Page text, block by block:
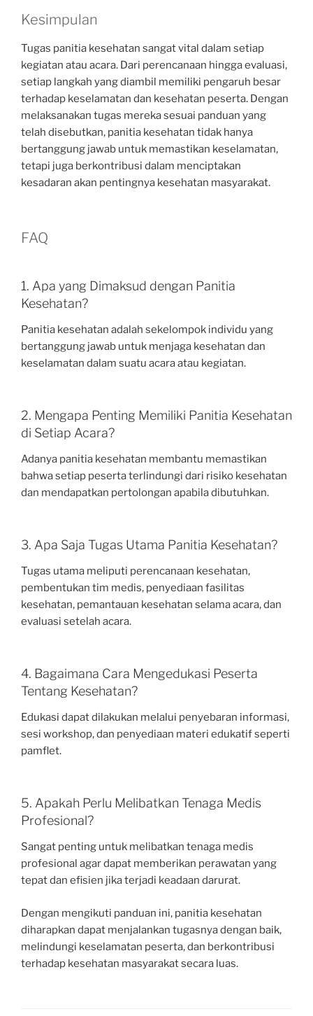
Kesimpulan
Tugas panitia kesehatan sangat vital dalam setiap
kegiatan atau acara. Dari perencanaan hingga evaluasi,
setiap langkah yang diambil memiliki pengaruh besar
terhadap keselamatan dan kesehatan peserta. Dengan
melaksanakan tugas mereka sesuai panduan yang
telah disebutkan, panitia kesehatan tidak hanya
bertanggung jawab untuk memastikan keselamatan,
tetapi juga berkontribusi dalam menciptakan
kesadaran akan pentingnya kesehatan masyarakat.
FAQ
1. Apa yang Dimaksud dengan Panitia
Kesehatan?
Panitia kesehatan adalah sekelompok individu yang
bertanggung jawab untuk menjaga kesehatan dan
keselamatan dalam suatu acara atau kegiatan.
2. Mengapa Penting Memiliki Panitia Kesehatan
di Setiap Acara?
Adanya panitia kesehatan membantu memastikan
bahwa setiap peserta terlindungi dari risiko kesehatan
dan mendapatkan pertolongan apabila dibutuhkan.
3. Apa Saja Tugas Utama Panitia Kesehatan?
Tugas utama meliputi perencanaan kesehatan,
pembentukan tim medis, penyediaan fasilitas
kesehatan, pemantauan kesehatan selama acara, dan
evaluasi setelah acara.
4. Bagaimana Cara Mengedukasi Peserta
Tentang Kesehatan?
Edukasi dapat dilakukan melalui penyebaran informasi,
sesi workshop, dan penyediaan materi edukatif seperti
pamflet.
5. Apakah Perlu Melibatkan Tenaga Medis
Profesional?
Sangat penting untuk melibatkan tenaga medis
profesional agar dapat memberikan perawatan yang
tepat dan efisien jika terjadi keadaan darurat.
Dengan mengikuti panduan ini, panitia kesehatan
diharapkan dapat menjalankan tugasnya dengan baik,
melindungi keselamatan peserta, dan berkontribusi
terhadap kesehatan masyarakat secara luas.